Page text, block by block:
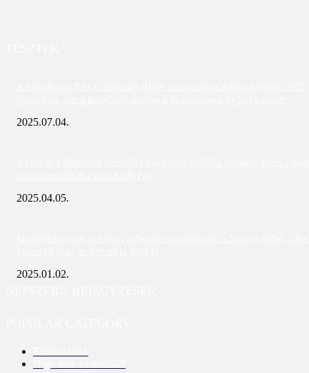
2025.07.04.
2025.04.05.
2025.01.02.